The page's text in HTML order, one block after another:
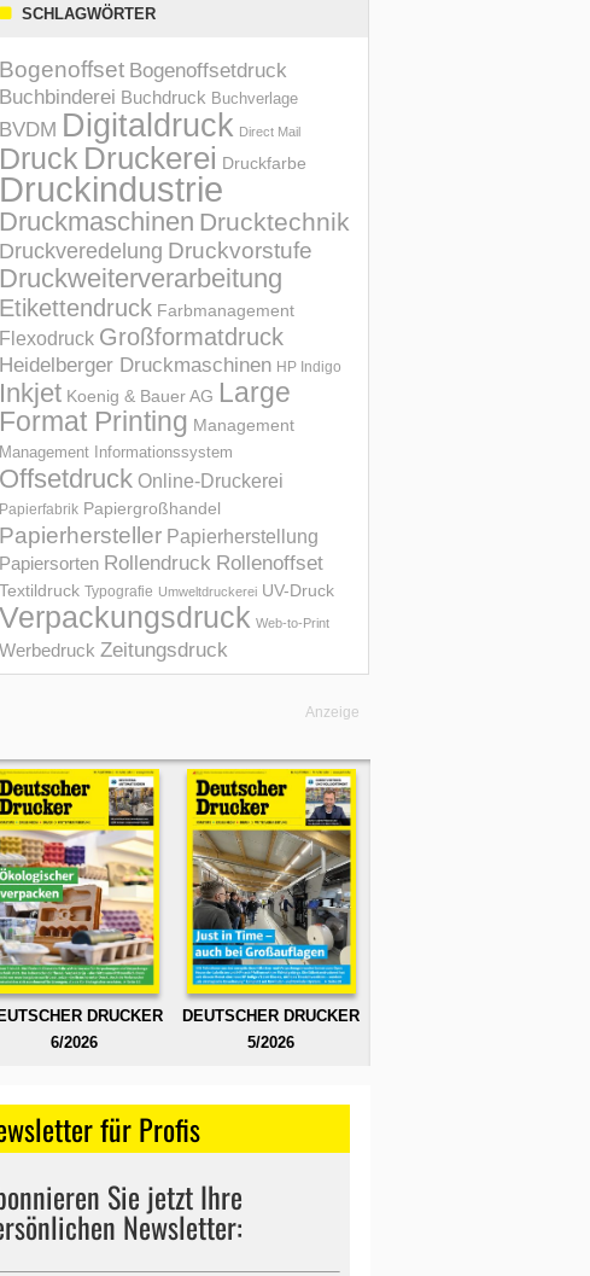
SCHLAGWÖRTER
Bogenoffset Bogenoffsetdruck
Buchbinderei Buchdruck Buchverlage
BVDM Digitaldruck Direct Mail
Druck Druckerei Druckfarbe
Druckindustrie
Druckmaschinen Drucktechnik
Druckveredelung Druckvorstufe
Druckweiterverarbeitung
Etikettendruck Farbmanagement
Flexodruck Großformatdruck
Heidelberger Druckmaschinen HP Indigo
Inkjet Koenig & Bauer AG Large
Format Printing Management
Management Informations­system
Offsetdruck Online-Druckerei
Papierfabrik Papiergroßhandel
Papierhersteller Papierherstellung
Papiersorten Rollendruck Rollenoffset
Textildruck Typografie Umweltdruckerei UV-Druck
Verpackungsdruck Web-to-Print
Werbedruck Zeitungsdruck
Anzeige
DRUCKER
6/2026
DEUTSCHER DRUCKER
5/2026
für Profis
Sie jetzt Ihre
Newsletter: